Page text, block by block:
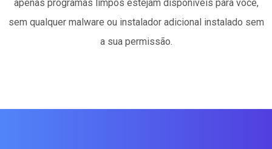
apenas programas limpos estejam disponíveis para você,
sem qualquer malware ou instalador adicional instalado sem
a sua permissão.